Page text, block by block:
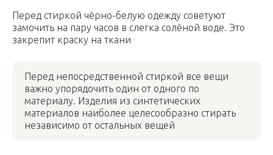
Перед стиркой чёрно-белую одежду советуют
замочить на пару часов в слегка солёной воде. Это
закрепит краску на ткани
Перед непосредственной стиркой все вещи
важно упорядочить один от одного по
материалу. Изделия из синтетических
материалов наиболее целесообразно стирать
независимо от остальных вещей